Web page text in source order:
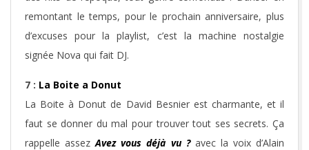
remontant le temps, pour le prochain anniversaire, plus
d’excuses pour la playlist, c’est la machine nostalgie
signée Nova qui fait DJ.
7 : La Boite a Donut
La Boite à Donut de David Besnier est charmante, et il
faut se donner du mal pour trouver tout ses secrets. Ça
rappelle assezAvez vous déjà vu ?avec la voix d’Alain